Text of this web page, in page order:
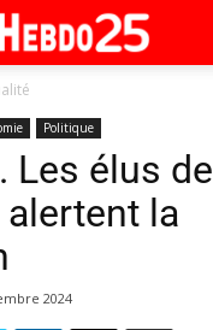
Politique
Les élus de
la
2024